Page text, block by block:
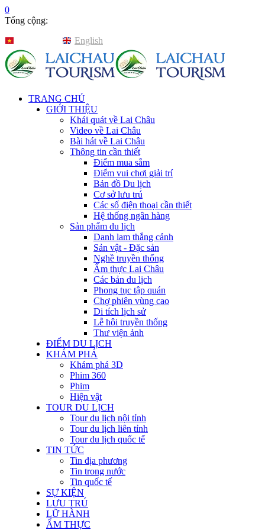
0
Tổng cộng:
English
TRANG CHỦ
GIỚI THIỆU
Khái quát về Lai Châu
Video về Lai Châu
Bài hát về Lai Châu
Thông tin cần thiết
Điểm mua sắm
Điểm vui chơi giải trí
Bản đồ Du lịch
Cơ sở lưu trú
Các số điện thoại cần thiết
Hệ thống ngân hàng
Sản phẩm du lịch
Danh lam thắng cảnh
Sản vật - Đặc sản
Nghề truyền thống
Ẩm thực Lai Châu
Các bản du lịch
Phong tục tập quán
Chợ phiên vùng cao
Di tích lịch sử
Lễ hội truyền thống
Thư viện ảnh
ĐIỂM DU LỊCH
KHÁM PHÁ
Khám phá 3D
Phim 360
Phim
Hiện vật
TOUR DU LỊCH
Tour du lịch nội tỉnh
Tour du lịch liên tỉnh
Tour du lịch quốc tế
TIN TỨC
Tin địa phương
Tin trong nước
Tin quốc tế
SỰ KIỆN
LƯU TRÚ
LỮ HÀNH
ẨM THỰC